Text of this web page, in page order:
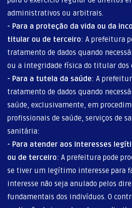
administrativos ou arbitrais.
- Para a proteção da vida ou da
titular ou de terceiro: A prefeitura
tratamento de dados quando
ou a integridade física do titular dos
- Para a tutela da saúde: A
tratamento de dados quando
saúde, exclusivamente, em
profissionais de saúde, serviços de
sanitária:
- Para atender aos interesses
ou de terceiro: A prefeitura pode
se tiver um legítimo interesse para
interesse não seja anulado pelos
fundamentais dos indivíduos. O